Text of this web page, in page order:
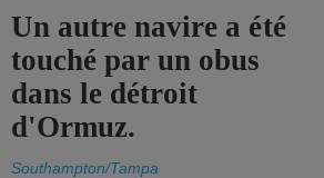
Un autre navire a été
touché par un obus
dans le détroit
d'Ormuz.
Southampton/Tampa